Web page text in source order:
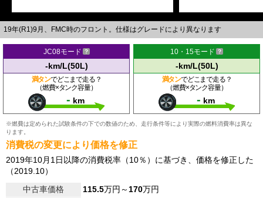
19年(R1)9月、FMC時のフロント。仕様はグレードにより異なります
JC08モード
-km/L(50L)
満タンでどこまで走る？
（燃費×タンク容量）
- km
10・15モード
-km/L(50L)
満タンでどこまで走る？
（燃費×タンク容量）
- km
※燃費は定められた試験条件の下での数値のため、走行条件等により実際の燃料消費率は異な
ります。
消費税の変更により価格を修正
2019年10月1日以降の消費税率（10％）に基づき、価格を修正した
（2019.10）
中古車価格
115.5万円～170万円